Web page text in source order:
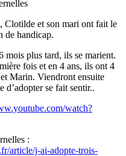
Clotilde et son mari ont fait le
de handicap.
mois plus tard, ils se marient.
fois et en 4 ans, ils ont 4
Marin. Viendront ensuite
se fait sentir..
watch?
:
article/j-ai-adopte-trois-